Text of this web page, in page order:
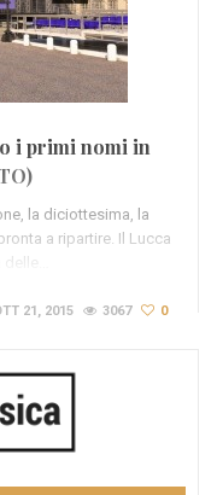
i primi nomi in
la diciottesima, la
a ripartire. Il Lucca
21, 2015 3067 0